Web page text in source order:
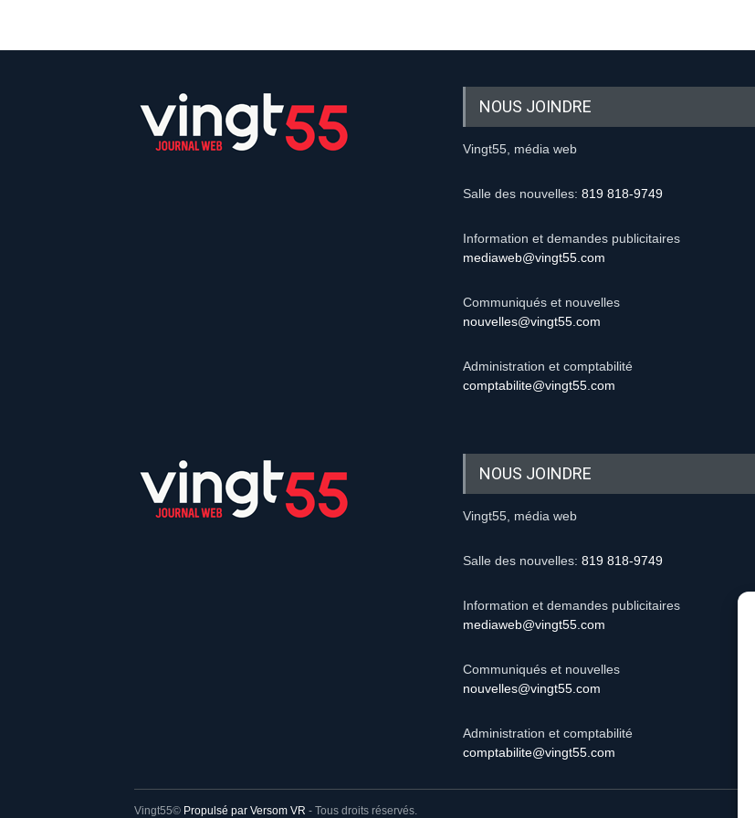
NOUS JOINDRE
Vingt55, média web
Salle des nouvelles: 819 818-9749
Information et demandes publicitaires
mediaweb@vingt55.com
Communiqués et nouvelles
nouvelles@vingt55.com
Administration et comptabilité
comptabilite@vingt55.com
NOUS JOINDRE
Vingt55, média web
Salle des nouvelles: 819 818-9749
Information et demandes publicitaires
mediaweb@vingt55.com
Communiqués et nouvelles
nouvelles@vingt55.com
Administration et comptabilité
comptabilite@vingt55.com
Vingt55© Propulsé par Versom VR - Tous droits réservés.